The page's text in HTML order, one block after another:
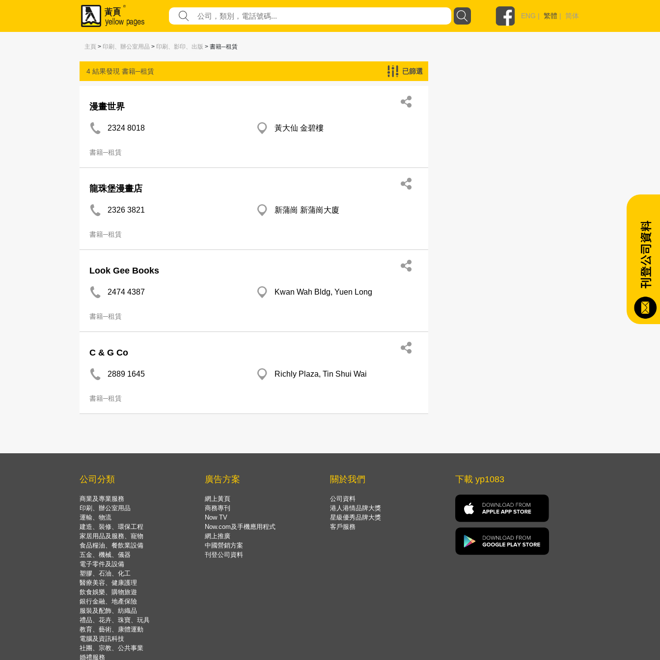
ENG | 繁體 | 简体
主頁 > 印刷、辦公室用品 > 印刷、影印、出版 > 書籍─租賃
4 結果發現 書籍─租賃 已篩選
漫畫世界
2324 8018 黃大仙 金碧樓
書籍─租賃
龍珠堡漫畫店
2326 3821 新蒲崗 新蒲崗大廈
書籍─租賃
Look Gee Books
2474 4387 Kwan Wah Bldg, Yuen Long
書籍─租賃
C & G Co
2889 1645 Richly Plaza, Tin Shui Wai
書籍─租賃
公司分類
商業及專業服務
印刷、辦公室用品
運輸、物流
建造、裝修、環保工程
家居用品及服務、寵物
食品糧油、餐飲業設備
五金、機械、儀器
電子零件及設備
塑膠、石油、化工
醫療美容、健康護理
飲食娛樂、購物旅遊
銀行金融、地產保險
服裝及配飾、紡織品
禮品、花卉、珠寶、玩具
教育、藝術、康體運動
電腦及資訊科技
社團、宗教、公共事業
婚禮服務
廣告方案
網上黃頁
商務專刊
Now TV
Now.com及手機應用程式
網上推廣
中國營銷方案
刊登公司資料
關於我們
公司資料
港人港情品牌大獎
星級優秀品牌大獎
客戶服務
下載 yp1083